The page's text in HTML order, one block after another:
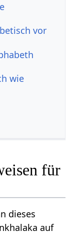
vor
wie
für
dieses
auf